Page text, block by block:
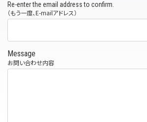
Re-enter the email address to confirm.
（もう一度、E-mailアドレス）
Message
お問い合わせ内容